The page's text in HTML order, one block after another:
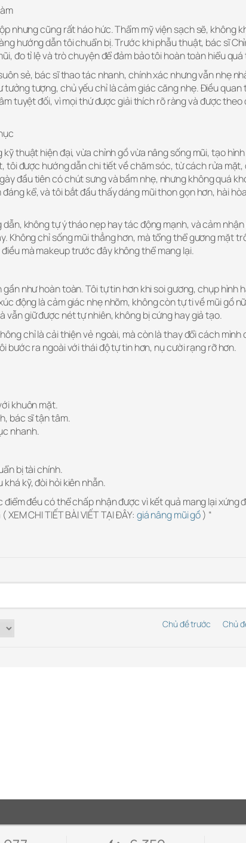
nhưng cũng rất háo hức. Thẩm mỹ viện sạch sẽ, không
hướng dẫn tôi chuẩn bị. Trước khi phẫu thuật, bác sĩ
đo tỉ lệ và trò chuyện để đảm bảo tôi hoàn toàn hiểu
sẻ, bác sĩ thao tác nhanh, chính xác nhưng vẫn nhẹ
tưởng tượng, chủ yếu chỉ là cảm giác căng nhẹ. Điều quan
tuyệt đối, vì mọi thứ được giải thích rõ ràng và được theo
kỹ thuật hiện đại, vừa chỉnh gồ vừa nâng sống mũi, tạo
tôi được hướng dẫn chi tiết về chăm sóc, từ cách rửa mặt,
đầu tiên có chút sưng và bầm nhẹ, nhưng không quá
kể, và tôi bắt đầu thấy dáng mũi thon gọn hơn, hài
không tự ý tháo nẹp hay tác động mạnh, và cảm
Không chỉ sống mũi thẳng hơn, mà tổng thể gương mặt
mà makeup trước đây không thể mang lại.
gần như hoàn toàn. Tôi tự tin hơn khi soi gương, chụp hình
động là cảm giác nhẹ nhõm, không còn tự ti về mũi gồ
vẫn giữ được nét tự nhiên, không bị cứng hay giả tạo.
chỉ là cải thiện vẻ ngoài, mà còn là thay đổi cách mình
bước ra ngoài với thái độ tự tin hơn, nụ cười rạng rỡ hơn.
khuôn mặt.
bác sĩ tận tâm.
nhanh.
bị tài chính.
kỹ, đòi hỏi kiên nhẫn.
điểm đều có thể chấp nhận được vì kết quả mang lại xứng
CHI TIẾT BÀI VIẾT TẠI ĐÂY: giá nâng mũi gồ) “
Chủ đề trước Chủ